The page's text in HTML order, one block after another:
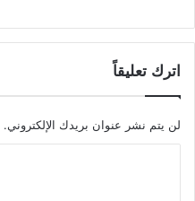
اترك تعليقاً
لن يتم نشر عنوان بريدك الإلكتروني.